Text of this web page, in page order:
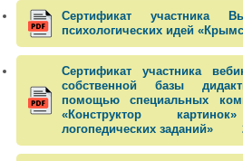
Сертификат участника
психологических идей
Сертификат участника
собственной базы
помощью специальных
«Конструктор
логопедических заданий»